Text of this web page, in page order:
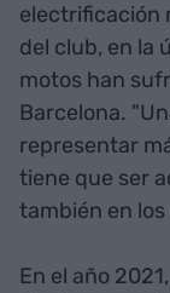
electrificación
del club, en la
motos han
Barcelona.
representar
tiene que ser
también en
En el año 2021,